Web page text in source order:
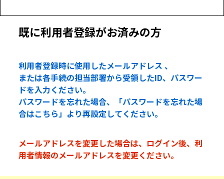
既に利用者登録がお済みの方
利用者登録時に使用したメールアドレス 、
または各手続の担当部署から受領したID、パスワー
ドを入力ください。
パスワードを忘れた場合、「パスワードを忘れた場
合はこちら」より再設定してください。
メールアドレスを変更した場合は、ログイン後、利
用者情報のメールアドレスを変更ください。